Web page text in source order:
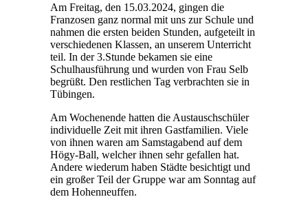
Am Freitag, den 15.03.2024, gingen die
Franzosen ganz normal mit uns zur Schule und
nahmen die ersten beiden Stunden, aufgeteilt in
verschiedenen Klassen, an unserem Unterricht
teil. In der 3.Stunde bekamen sie eine
Schulhausführung und wurden von Frau Selb
begrüßt. Den restlichen Tag verbrachten sie in
Tübingen.
Am Wochenende hatten die Austauschschüler
individuelle Zeit mit ihren Gastfamilien. Viele
von ihnen waren am Samstagabend auf dem
Högy-Ball, welcher ihnen sehr gefallen hat.
Andere wiederum haben Städte besichtigt und
ein großer Teil der Gruppe war am Sonntag auf
dem Hohenneuffen.